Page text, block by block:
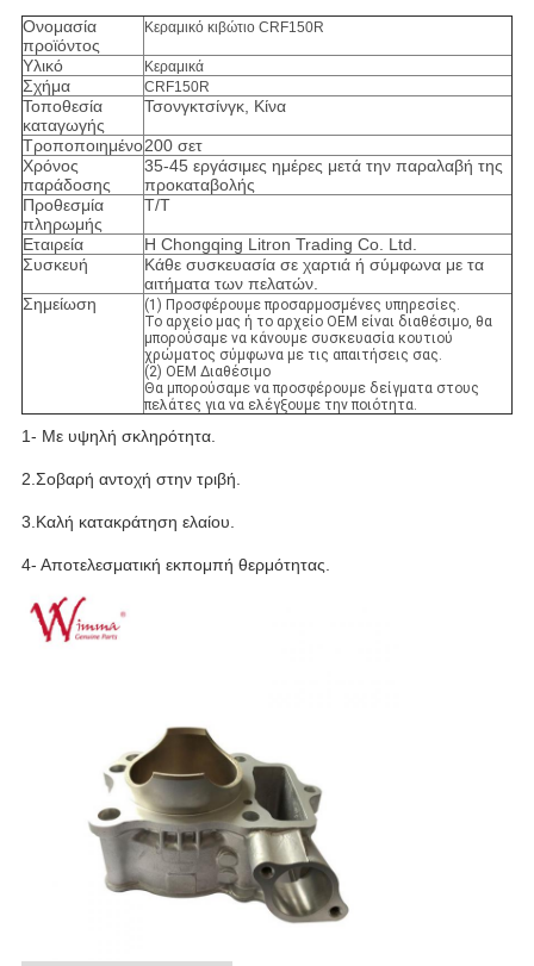
Ονομασία
προϊόντος
Κεραμικό κιβώτιο CRF150R
Υλικό Κεραμικά
Σχήμα CRF150R
Τοποθεσία
καταγωγής
Τσονγκτσίνγκ, Κίνα
Τροποποιημένο200 σετ
Χρόνος
παράδοσης
35-45 εργάσιμες ημέρες μετά την παραλαβή της
προκαταβολής
Προθεσμία
πληρωμής
Τ/Τ
Εταιρεία
Η Chongqing Litron Trading Co. Ltd.
Συσκευή
Κάθε συσκευασία σε χαρτιά ή σύμφωνα με τα
αιτήματα των πελατών.
Σημείωση
(1) Προσφέρουμε προσαρμοσμένες υπηρεσίες.
Το αρχείο μας ή το αρχείο OEM είναι διαθέσιμο, θα
μπορούσαμε να κάνουμε συσκευασία κουτιού
χρώματος σύμφωνα με τις απαιτήσεις σας.
(2) OEM Διαθέσιμο
Θα μπορούσαμε να προσφέρουμε δείγματα στους
πελάτες για να ελέγξουμε την ποιότητα.
1- Με υψηλή σκληρότητα.
2.Σοβαρή αντοχή στην τριβή.
3.Καλή κατακράτηση ελαίου.
4- Αποτελεσματική εκπομπή θερμότητας.